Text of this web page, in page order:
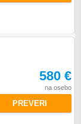
580 €
na osebo
PREVERI